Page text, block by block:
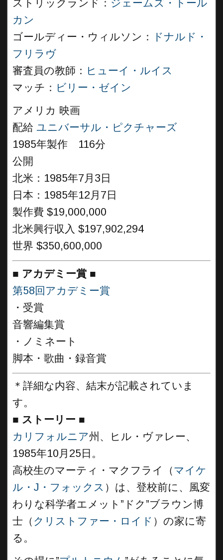
ストリックランド： ジェームズ・トール
カン
ゴールディー・ウィルソン：
ドナルド・
フリラヴ
審査員の教師： ヒューイ・ルイス
マッチ： ビリー・ゼイン
アメリカ 映画
配給 ユニバーサル・ピクチャーズ
1985年製作 116分
公開
北米：1985年7月3日
日本：1985年12月7日
製作費 $19,000,000
北米興行収入 $197,902,294
世界 $350,600,000
■ アカデミー賞 ■
第58回アカデミー賞
・受賞
音響編集賞
・ノミネート
脚本・歌曲・録音賞
＊詳細な内容、結末が記載されていま
す。
■ ストーリー ■
カリフォルニア州、ヒル・ヴァレー、
1985年10月25日。
高校生のマーティ・マクフライ（マイケ
ル・J・フォックス ）は、登校前に、風変
わりな科学者エメット”ドク”ブラウン博
士（ クリストファー・ロイド ）の家に寄
る。